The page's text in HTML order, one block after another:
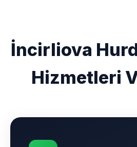
İncirliova
Hizmetleri